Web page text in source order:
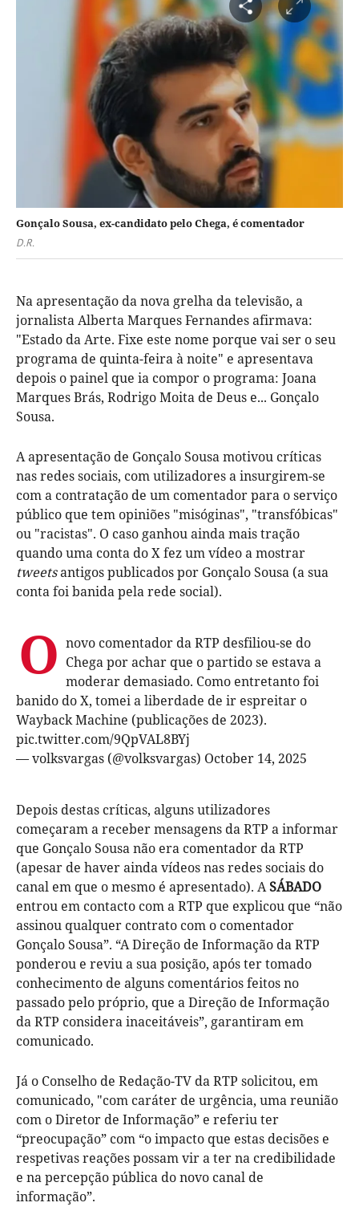
Gonçalo Sousa, ex-candidato pelo Chega, é comentador
D.R.
Na apresentação da nova grelha da televisão, a
jornalista Alberta Marques Fernandes afirmava:
"Estado da Arte. Fixe este nome porque vai ser o seu
programa de quinta-feira à noite" e apresentava
depois o painel que ia compor o programa: Joana
Marques Brás, Rodrigo Moita de Deus e... Gonçalo
Sousa.
A apresentação de Gonçalo Sousa motivou críticas
nas redes sociais, com utilizadores a insurgirem-se
com a contratação de um comentador para o serviço
público que tem opiniões "misóginas", "transfóbicas"
ou "racistas". O caso ganhou ainda mais tração
quando uma conta do X fez um vídeo a mostrar
tweetsantigos publicados por Gonçalo Sousa (a sua
conta foi banida pela rede social).
O novo comentador da RTP desfiliou-se do
Chega por achar que o partido se estava a
moderar demasiado. Como entretanto foi
banido do X, tomei a liberdade de ir espreitar o
Wayback Machine (publicações de 2023).
pic.twitter.com/9QpVAL8BYj
— volksvargas (@volksvargas) October 14, 2025
Depois destas críticas, alguns utilizadores
começaram a receber mensagens da RTP a informar
que Gonçalo Sousa não era comentador da RTP
(apesar de haver ainda vídeos nas redes sociais do
canal em que o mesmo é apresentado). ASÁBADO
entrou em contacto com a RTP que explicou que “não
assinou qualquer contrato com o comentador
Gonçalo Sousa”. “A Direção de Informação da RTP
ponderou e reviu a sua posição, após ter tomado
conhecimento de alguns comentários feitos no
passado pelo próprio, que a Direção de Informação
da RTP considera inaceitáveis”, garantiram em
comunicado.
Já o Conselho de Redação-TV da RTP solicitou, em
comunicado, "com caráter de urgência, uma reunião
com o Diretor de Informação” e referiu ter
“preocupação” com “o impacto que estas decisões e
respetivas reações possam vir a ter na credibilidade
e na percepção pública do novo canal de
informação”.